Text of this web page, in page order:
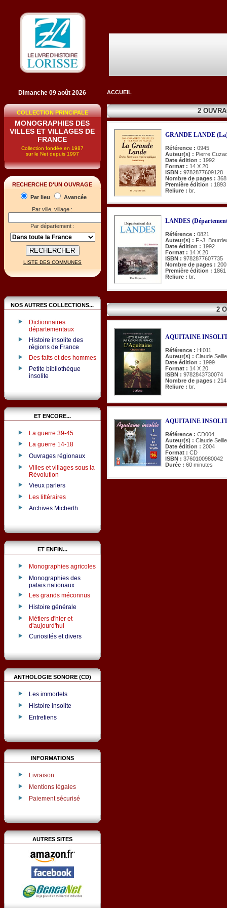
Dimanche 09 août 2026
COLLECTION PRINCIPALE
MONOGRAPHIES DES
VILLES ET VILLAGES DE
FRANCE
Collection fondée en 1987
sur le Net depuis 1997
RECHERCHE D'UN OUVRAGE
Par lieu
Avancée
Par ville, village :
Par département :
LISTE DES COMMUNES
NOS AUTRES COLLECTIONS...
Dictionnaires
départementaux
Histoire insolite des
régions de France
Des faits et des hommes
Petite bibliothèque
insolite
ET ENCORE...
La guerre 39-45
La guerre 14-18
Ouvrages régionaux
Villes et villages sous la
Révolution
Vieux parlers
Les littéraires
Archives Micberth
ET ENFIN...
Monographies agricoles
Monographies des
palais nationaux
Les grands méconnus
Histoire générale
Métiers d'hier et
d'aujourd'hui
Curiosités et divers
ANTHOLOGIE SONORE (CD)
Les immortels
Histoire insolite
Entretiens
INFORMATIONS
Livraison
Mentions légales
Paiement sécurisé
AUTRES SITES
ACCUEIL
2
GRANDE LANDE
Référence : 0945
Auteur(s) : Pierre
Date édition : 1992
Format : 14 X 20
ISBN : 9782877609128
Nombre de pages : 368
Première édition : 1893
Reliure : br.
LANDES
Référence : 0821
Auteur(s) : F.-J.
Date édition : 1992
Format : 14 X 20
ISBN : 9782877607735
Nombre de pages : 200
Première édition : 1861
Reliure : br.
2
AQUITAINE
Référence : HI011
Auteur(s) : Claude
Date édition : 1999
Format : 14 X 20
ISBN : 9782843730074
Nombre de pages : 214
Reliure : br.
AQUITAINE
Référence : CD004
Auteur(s) : Claude
Date édition : 2004
Format : CD
ISBN : 3760100980042
Durée : 60 minutes